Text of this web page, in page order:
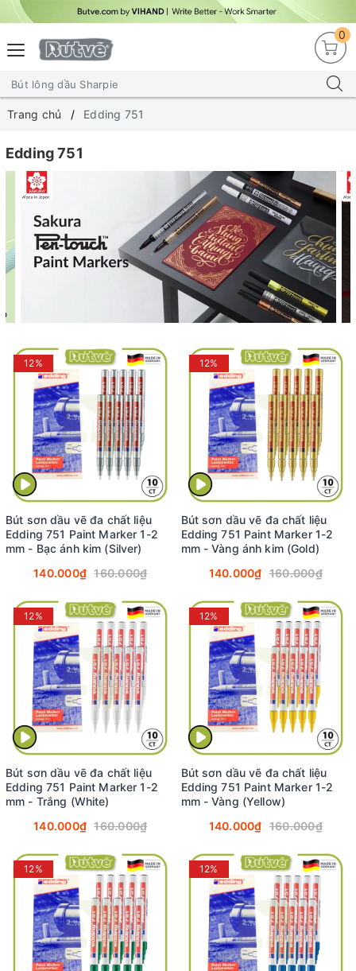
0
Trang chủ Edding 751
Edding 751
12%
Bút sơn dầu vẽ đa chất liệu
Edding 751 Paint Marker 1-2
mm - Bạc ánh kim (Silver)
140.000₫ 160.000₫
12%
Bút sơn dầu vẽ đa chất liệu
Edding 751 Paint Marker 1-2
mm - Vàng ánh kim (Gold)
140.000₫ 160.000₫
12%
Bút sơn dầu vẽ đa chất liệu
Edding 751 Paint Marker 1-2
mm - Trắng (White)
140.000₫ 160.000₫
12%
Bút sơn dầu vẽ đa chất liệu
Edding 751 Paint Marker 1-2
mm - Vàng (Yellow)
140.000₫ 160.000₫
12% 12%